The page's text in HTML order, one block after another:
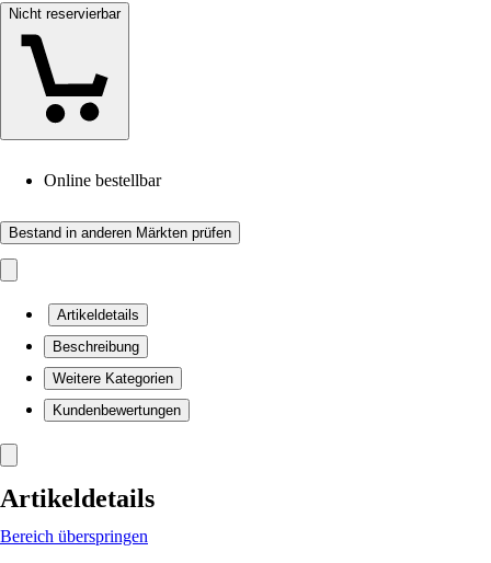
Nicht reservierbar
Online bestellbar
Bestand in anderen Märkten prüfen
Artikeldetails
Beschreibung
Weitere Kategorien
Kundenbewertungen
Artikeldetails
Bereich überspringen